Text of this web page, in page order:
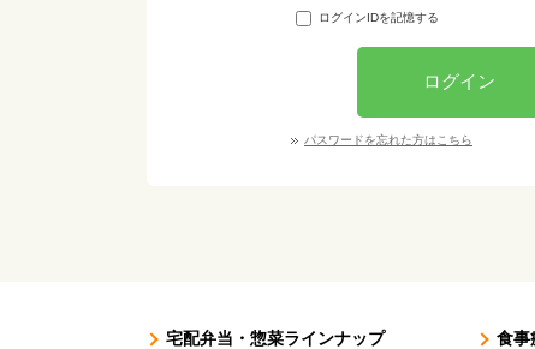
ログインIDを記憶する
ログイン
パスワードを忘れた方はこちら
宅配弁当・惣菜ラインナップ 食事